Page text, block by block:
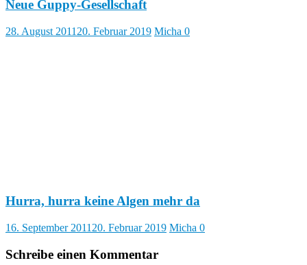
Neue Guppy-Gesellschaft
28. August 2011 20. Februar 2019 Micha 0
Hurra, hurra keine Algen mehr da
16. September 2011 20. Februar 2019 Micha 0
Schreibe einen Kommentar